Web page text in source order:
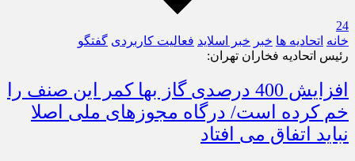
24
خانه اتحادیه ها خبر خبر اسلايد فعالیت کاربردی گفتگو
رئیس اتحادیه فخاران تهران:
افزایش 400 درصدی گاز بها کمر این صنف را
خم کرده است/ درگاه مجوزهای ملی اصلا
نباید اتفاق می افتاد